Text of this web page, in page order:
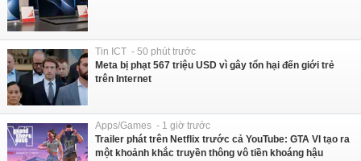
Tin ICT - 50 phút trước
Meta bị phạt 567 triệu USD vì gây tổn hại đến giới trẻ
trên Internet
Apps/Games - 1 giờ trước
Trailer phát trên Netflix trước cả YouTube: GTA VI tạo ra
một khoảnh khắc truyền thông vô tiền khoáng hậu